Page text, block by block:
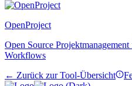
OpenProject
Open Source
Workflows
← Zurück zur Tool-Übersicht